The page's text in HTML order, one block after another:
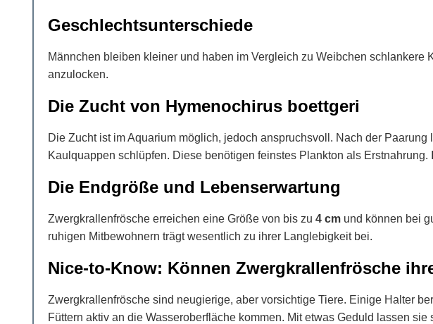
Geschlechtsunterschiede
Männchen bleiben kleiner und haben im Vergleich zu Weibchen
anzulocken.
Die Zucht von Hymenochirus boettgeri
Die Zucht ist im Aquarium möglich, jedoch anspruchsvoll. Nach der
Kaulquappen schlüpfen. Diese benötigen feinstes Plankton als
Die Endgröße und Lebenserwartung
Zwergkrallenfrösche erreichen eine Größe von bis zu 4 cm und können bei
ruhigen Mitbewohnern trägt wesentlich zu ihrer Langlebigkeit bei.
Nice-to-Know: Können Zwergkrallenfrösche
Zwergkrallenfrösche sind neugierige, aber vorsichtige Tiere. Einige Halter
Füttern aktiv an die Wasseroberfläche kommen. Mit etwas Geduld lassen sie